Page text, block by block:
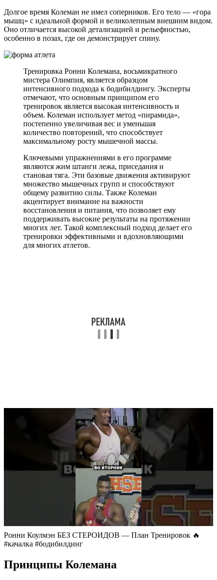
Долгое время Колеман не имел соперников. Его тело — «гора
мышц» с идеальной формой и великолепным внешним видом.
Оно отличается высокой детализацией и рельефностью,
особенно в позах, где он демонстрирует спину.
Тренировка Ронни Колемана, восьмикратного
мистера Олимпия, является образцом
интенсивного подхода к бодибилдингу. Эксперты
отмечают, что основным принципом его
тренировок является высокая интенсивность и
объем. Колеман использует метод «пирамида»,
постепенно увеличивая вес и уменьшая
количество повторений, что способствует
максимальному росту мышечной массы.
Ключевыми упражнениями в его программе
являются жим штанги лежа, приседания и
становая тяга. Эти базовые движения активируют
множество мышечных групп и способствуют
общему развитию силы. Также Колеман
акцентирует внимание на важности
восстановления и питания, что позволяет ему
поддерживать высокие результаты на протяжении
многих лет. Такой комплексный подход делает его
тренировки эффективными и вдохновляющими
для многих атлетов.
Ронни Коулмэн БЕЗ СТЕРОИДОВ — План Тренировок 🔥
#качалка #бодибилдинг
Принципы Колемана